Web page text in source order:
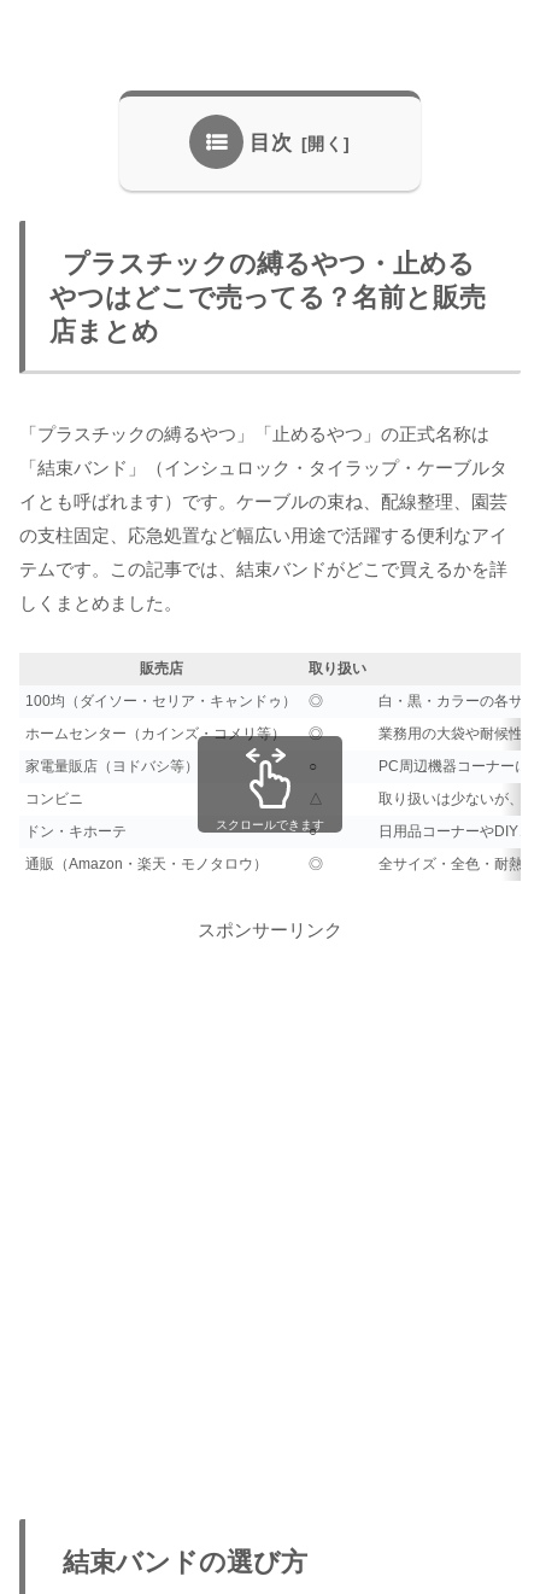
目次
プラスチックの縛るやつ・止める
やつはどこで売ってる？名前と販売
店まとめ
「プラスチックの縛るやつ」「止めるやつ」の正式名称は
「結束バンド」（インシュロック・タイラップ・ケーブルタ
イとも呼ばれます）です。ケーブルの束ね、配線整理、園芸
の支柱固定、応急処置など幅広い用途で活躍する便利なアイ
テムです。この記事では、結束バンドがどこで買えるかを詳
しくまとめました。
販売店
取り扱い
100均（ダイソー・セリア・キャンドゥ）
◎
白・黒・カラーの各サ
ホームセンター（カインズ・コメリ等）
◎
業務用の大袋や耐候性
家電量販店（ヨドバシ等）
○
PC周辺機器コーナーに
コンビニ
△
取り扱いは少ないが、
ドン・キホーテ
○
日用品コーナーやDIYコ
通販（Amazon・楽天・モノタロウ）
◎ 全サイズ・全色・耐熱
スクロールできます
スポンサーリンク
結束バンドの選び方